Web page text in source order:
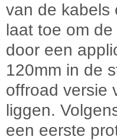
van de kabels
laat toe om
door een
120mm in de
offroad versie
liggen.
een eerste